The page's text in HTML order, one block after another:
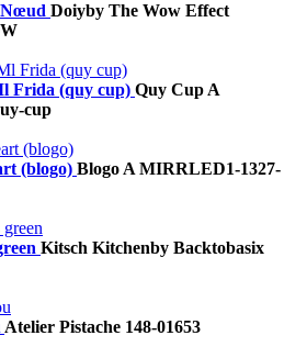
Nœud Doiyby The Wow Effect
Frida (quy cup) Quy Cup A
cup
(blogo) Blogo A MIRRLED1-1327-
Kitsch Kitchenby Backtobasix
Atelier Pistache 148-01653